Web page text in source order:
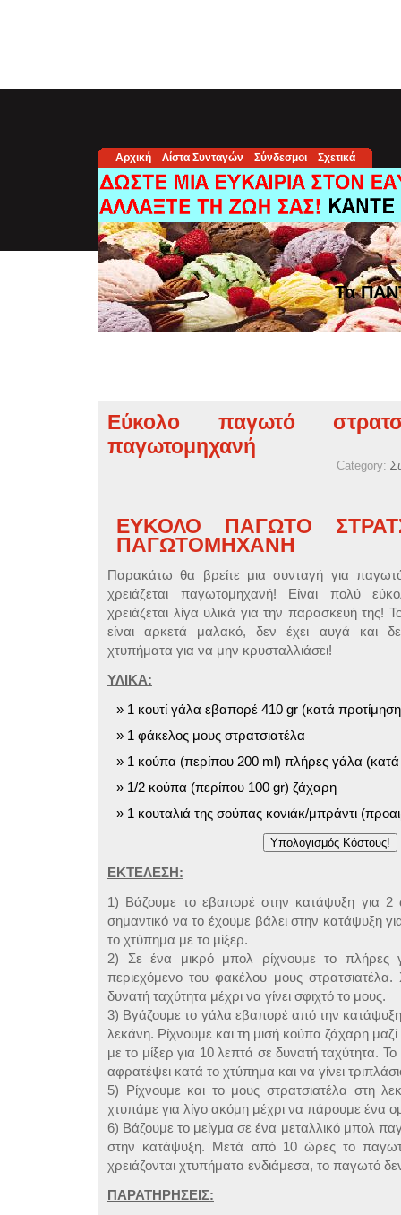
Αρχική Λίστα Συνταγών Σύνδεσμοι Σχετικά
Τα
Εύκολο παγωτό
παγωτομηχανή
Category:
ΕΥΚΟΛΟ ΠΑΓΩΤΟ
ΠΑΓΩΤΟΜΗΧΑΝΗ
Παρακάτω θα βρείτε μια συνταγή για
χρειάζεται παγωτομηχανή! Είναι πολύ
χρειάζεται λίγα υλικά για την παρασκευή της!
είναι αρκετά μαλακό, δεν έχει αυγά και
χτυπήματα για να μην κρυσταλλιάσει!
ΥΛΙΚΑ:
1 κουτί γάλα εβαπορέ 410 gr (κατά
1 φάκελος μους στρατσιατέλα
1 κούπα (περίπου 200 ml) πλήρες γάλα (κατά
1/2 κούπα (περίπου 100 gr) ζάχαρη
1 κουταλιά της σούπας κονιάκ/μπράντι
ΕΚΤΕΛΕΣΗ:
1) Βάζουμε το εβαπορέ στην κατάψυξη για 2
σημαντικό να το έχουμε βάλει στην κατάψυξη
το χτύπημα με το μίξερ.
2) Σε ένα μικρό μπολ ρίχνουμε το πλήρες
περιεχόμενο του φακέλου μους
δυνατή ταχύτητα μέχρι να γίνει σφιχτό το μους.
3) Βγάζουμε το γάλα εβαπορέ από την κατάψυξη
λεκάνη. Ρίχνουμε και τη μισή κούπα ζάχαρη
με το μίξερ για 10 λεπτά σε δυνατή ταχύτητα.
αφρατέψει κατά το χτύπημα και να γίνει
5) Ρίχνουμε και το μους στρατσιατέλα στη
χτυπάμε για λίγο ακόμη μέχρι να πάρουμε ένα
6) Βάζουμε το μείγμα σε ένα μεταλλικό μπολ
στην κατάψυξη. Μετά από 10 ώρες το
χρειάζονται χτυπήματα ενδιάμεσα, το παγωτό
ΠΑΡΑΤΗΡΗΣΕΙΣ: